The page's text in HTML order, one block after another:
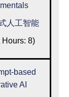
人工智能
Hours: 8)
based
AI